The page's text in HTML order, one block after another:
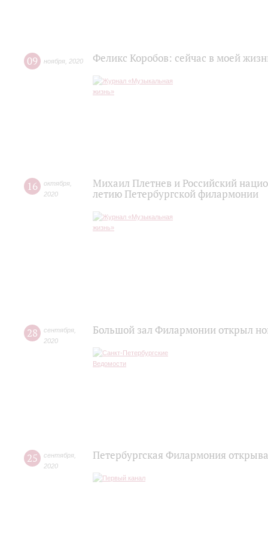
09 ноября 2020 Феликс Коробов: сейчас в моей
16 октября
2020
Михаил Плетнев и Российский
летию Петербургской филармонии
28 сентября
2020
Большой зал Филармонии открыл
25 сентября
2020
Петербургская Филармония